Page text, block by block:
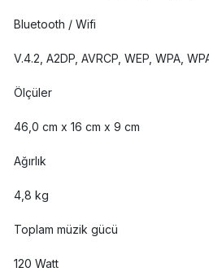
Bluetooth / Wifi
V.4.2, A2DP, AVRCP, WEP, WPA,
Ölçüler
46,0 cm x 16 cm x 9 cm
Ağırlık
4,8 kg
Toplam müzik gücü
120 Watt